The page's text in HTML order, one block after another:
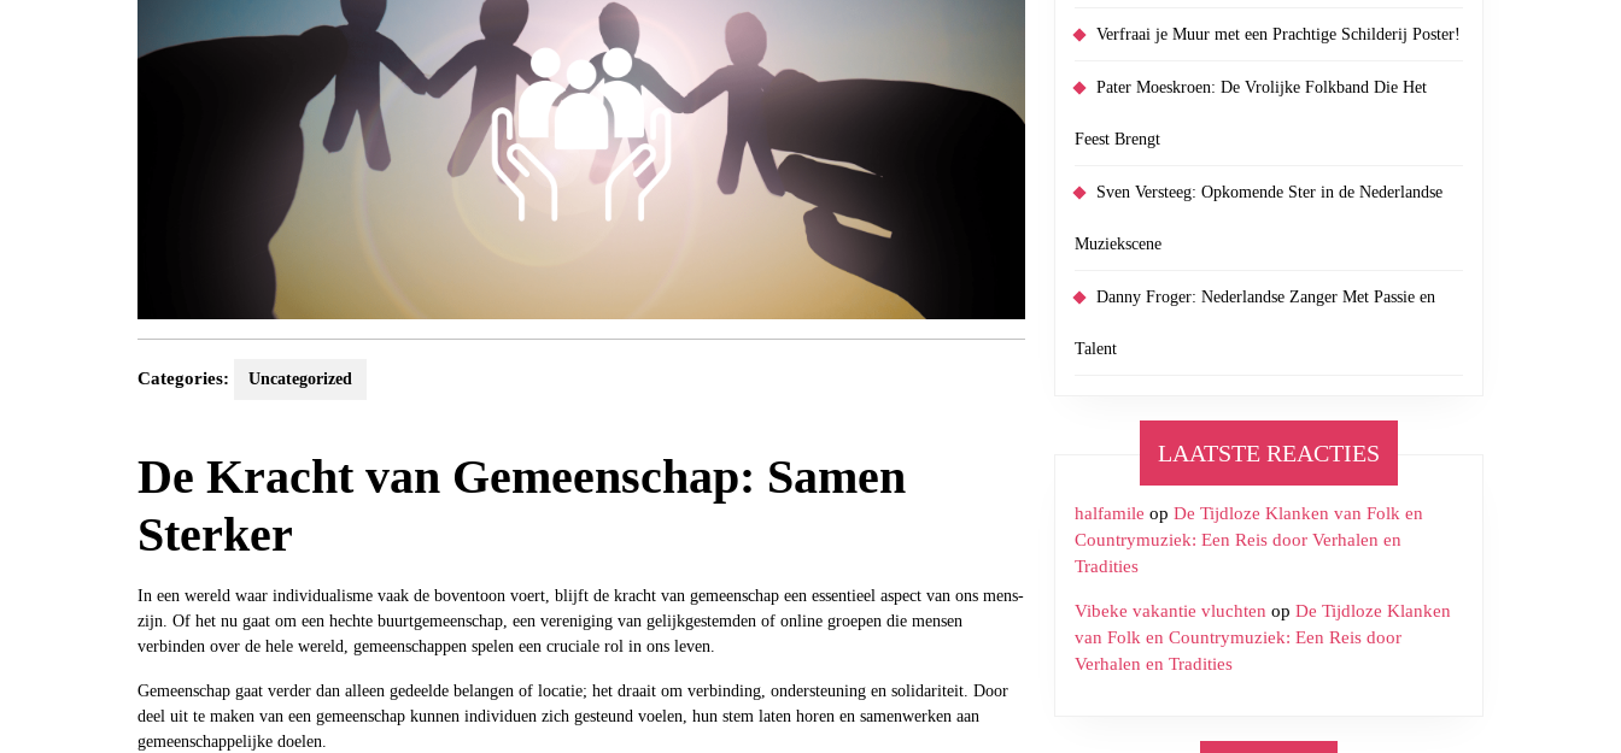
Categories: Uncategorized
De Kracht van Gemeenschap: Samen
Sterker
In een wereld waar individualisme vaak de boventoon voert, blijft de kracht van gemeenschap een essentieel aspect van ons mens-
zijn. Of het nu gaat om een hechte buurtgemeenschap, een vereniging van gelijkgestemden of online groepen die mensen
verbinden over de hele wereld, gemeenschappen spelen een cruciale rol in ons leven.
Gemeenschap gaat verder dan alleen gedeelde belangen of locatie; het draait om verbinding, ondersteuning en solidariteit. Door
deel uit te maken van een gemeenschap kunnen individuen zich gesteund voelen, hun stem laten horen en samenwerken aan
gemeenschappelijke doelen.
Verfraai je Muur met een Prachtige Schilderij Poster!
Pater Moeskroen: De Vrolijke Folkband Die Het
Feest Brengt
Sven Versteeg: Opkomende Ster in de Nederlandse
Muziekscene
Danny Froger: Nederlandse Zanger Met Passie en
Talent
LAATSTE REACTIES
halfamile op De Tijdloze Klanken van Folk en
Countrymuziek: Een Reis door Verhalen en
Tradities
Vibeke vakantie vluchten op De Tijdloze Klanken
van Folk en Countrymuziek: Een Reis door
Verhalen en Tradities